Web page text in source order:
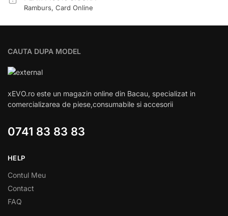
Ramburs, Card Online
CAUTA DUPA MODEL
xEVO.ro este un magazin online din Bacau, specializat in
comercializarea de piese,consumabile si accesorii
0741 83 83 83
HELP
Contul Meu
Contact
FAQ